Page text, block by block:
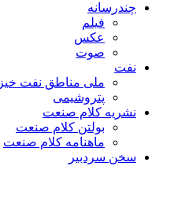
چندرسانه
فیلم
عکس
صوت
نفت
ملی مناطق نفت خیز
پتروشیمی
نشریه کلام صنعت
بولتن کلام صنعت
ماهنامه کلام صنعت
سخن سردبیر